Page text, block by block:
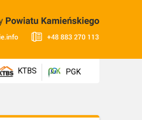
KTBS PGK